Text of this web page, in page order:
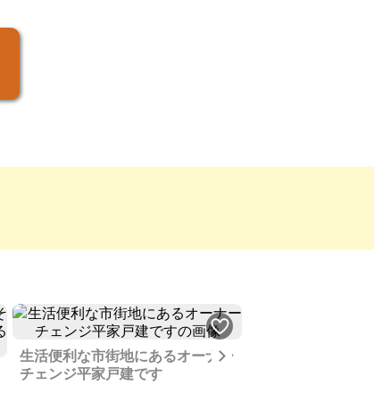
生活便利な市街地にあるオーナー
チェンジ平家戸建です
Next